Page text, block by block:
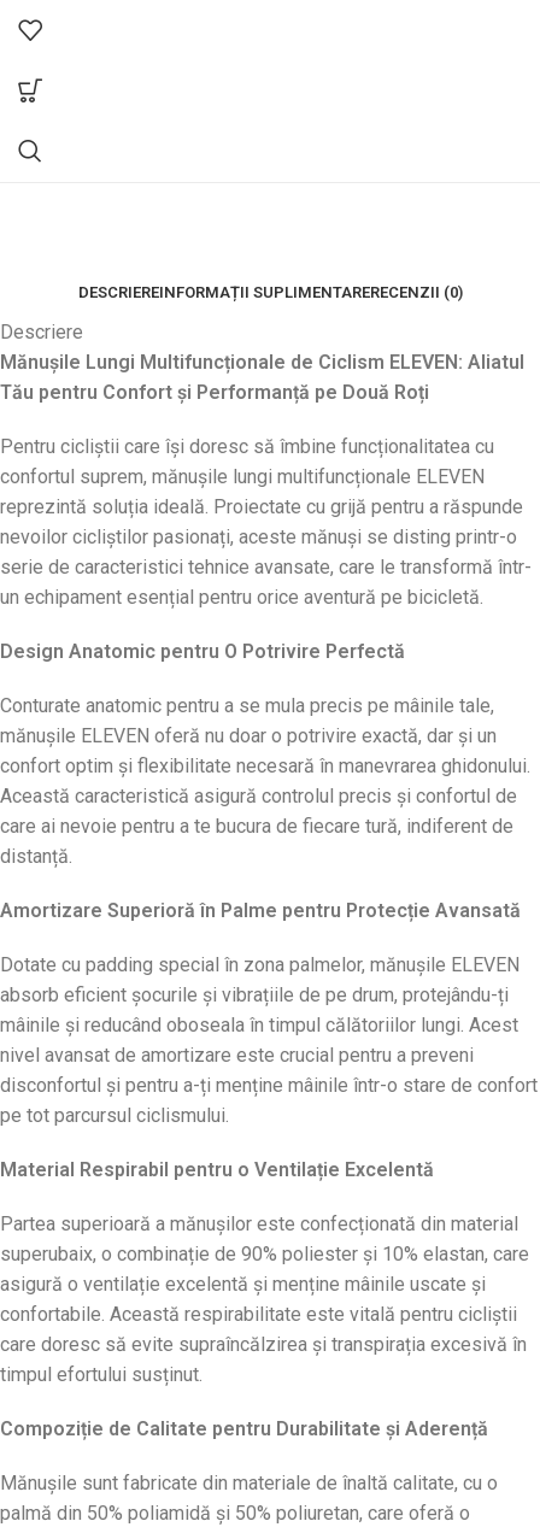
DESCRIEREINFORMAȚII SUPLIMENTARERECENZII (0)
Descriere
Mănușile Lungi Multifuncționale de Ciclism ELEVEN: Aliatul
Tău pentru Confort și Performanță pe Două Roți
Pentru cicliștii care își doresc să îmbine funcționalitatea cu
confortul suprem, mănușile lungi multifuncționale ELEVEN
reprezintă soluția ideală. Proiectate cu grijă pentru a răspunde
nevoilor cicliștilor pasionați, aceste mănuși se disting printr-o
serie de caracteristici tehnice avansate, care le transformă într-
un echipament esențial pentru orice aventură pe bicicletă.
Design Anatomic pentru O Potrivire Perfectă
Conturate anatomic pentru a se mula precis pe mâinile tale,
mănușile ELEVEN oferă nu doar o potrivire exactă, dar și un
confort optim și flexibilitate necesară în manevrarea ghidonului.
Această caracteristică asigură controlul precis și confortul de
care ai nevoie pentru a te bucura de fiecare tură, indiferent de
distanță.
Amortizare Superioră în Palme pentru Protecție Avansată
Dotate cu padding special în zona palmelor, mănușile ELEVEN
absorb eficient șocurile și vibrațiile de pe drum, protejându-ți
mâinile și reducând oboseala în timpul călătoriilor lungi. Acest
nivel avansat de amortizare este crucial pentru a preveni
disconfortul și pentru a-ți menține mâinile într-o stare de confort
pe tot parcursul ciclismului.
Material Respirabil pentru o Ventilație Excelentă
Partea superioară a mănușilor este confecționată din material
superubaix, o combinație de 90% poliester și 10% elastan, care
asigură o ventilație excelentă și menține mâinile uscate și
confortabile. Această respirabilitate este vitală pentru cicliștii
care doresc să evite supraîncălzirea și transpirația excesivă în
timpul efortului susținut.
Compoziție de Calitate pentru Durabilitate și Aderență
Mănușile sunt fabricate din materiale de înaltă calitate, cu o
palmă din 50% poliamidă și 50% poliuretan, care oferă o